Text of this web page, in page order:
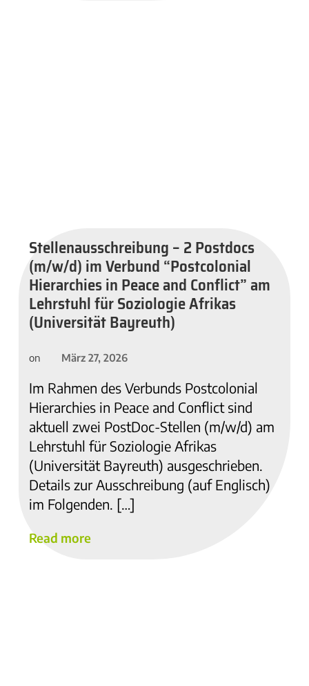
Stellenausschreibung – 2 Postdocs
(m/w/d) im Verbund “Postcolonial
Hierarchies in Peace and Conflict” am
Lehrstuhl für Soziologie Afrikas
(Universität Bayreuth)
on März 27, 2026
Im Rahmen des Verbunds Postcolonial
Hierarchies in Peace and Conflict sind
aktuell zwei PostDoc-Stellen (m/w/d) am
Lehrstuhl für Soziologie Afrikas
(Universität Bayreuth) ausgeschrieben.
Details zur Ausschreibung (auf Englisch)
im Folgenden. […]
Read more